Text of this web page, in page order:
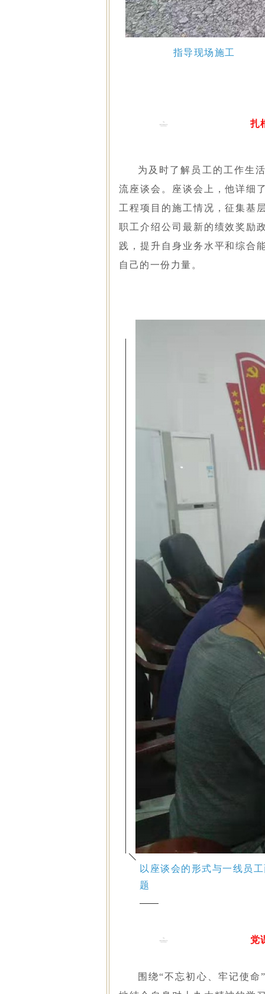
指导现场施工
扎
为及时了解员工的工作生
流座谈会。座谈会上，他详细
工程项目的施工情况，征集基
职工介绍公司最新的绩效奖励
践，提升自身业务水平和综合
自己的一份力量。
以座谈会的形式与一线员
题
党
围绕“不忘初心、牢记使